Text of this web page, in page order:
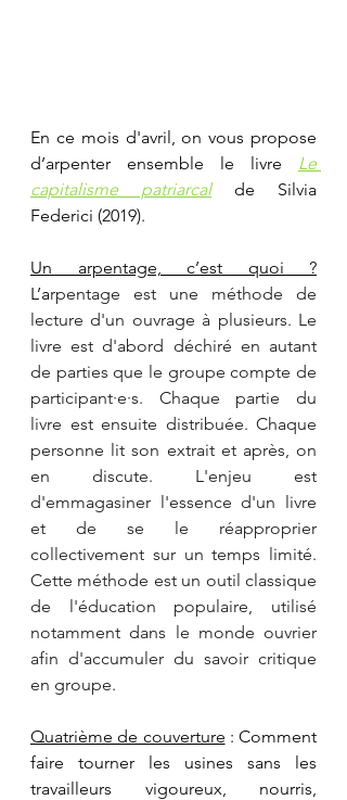
En ce mois d'avril, on vous propose
d’arpenter ensemble le livre Le
capitalisme patriarcal
de Silvia
Federici (2019).
Un arpentage, c’est quoi ?
L’arpentage est une méthode de
lecture d'un ouvrage à plusieurs. Le
livre est d'abord déchiré en autant
de parties que le groupe compte de
participant·e·s. Chaque partie du
livre est ensuite distribuée. Chaque
personne lit son extrait et après, on
en discute. L'enjeu est
d'emmagasiner l'essence d'un livre
et de se le réapproprier
collectivement sur un temps limité.
Cette méthode est un outil classique
de l'éducation populaire, utilisé
notamment dans le monde ouvrier
afin d'accumuler du savoir critique
en groupe.
Quatrième de couverture : Comment
faire tourner les usines sans les
travailleurs vigoureux, nourris,